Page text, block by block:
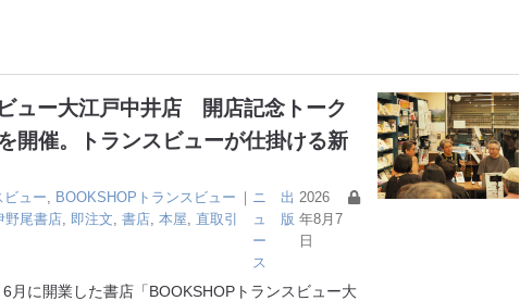
ュー大江戸中井店 開店記念トーク
開催。トランスビューが仕掛ける新
ビュー, BOOKSHOPトランスビュー
野尾書店, 即注文, 書店, 本屋, 直取引
｜ ニ
ュ
ー
ス
出
版
2026
年8月7
日
に開業した書店「BOOKSHOPトランスビュー大